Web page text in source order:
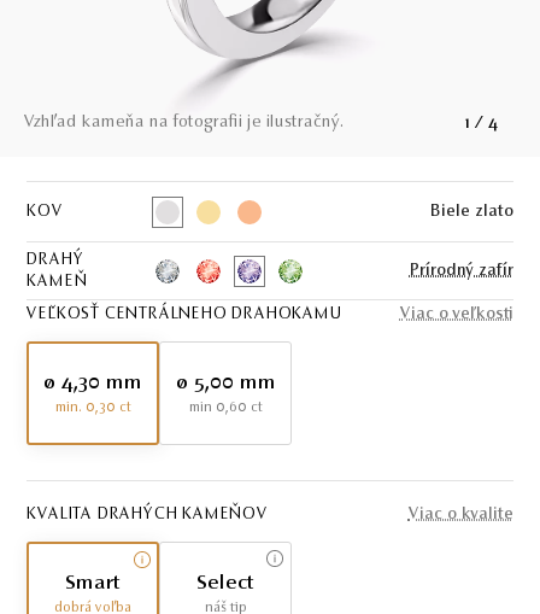
Vzhľad kameňa na fotografii je ilustračný. 1 / 4
KOV Biele zlato
DRAHÝ
KAMEŇ
Prírodný zafír
VEĽKOSŤ CENTRÁLNEHO DRAHOKAMU Viac o veľkosti
ø 4,30 mm
min. 0,30 ct
ø 5,00 mm
min 0,60 ct
KVALITA DRAHÝCH KAMEŇOV Viac o kvalite
Smart
dobrá voľba
Select
náš tip